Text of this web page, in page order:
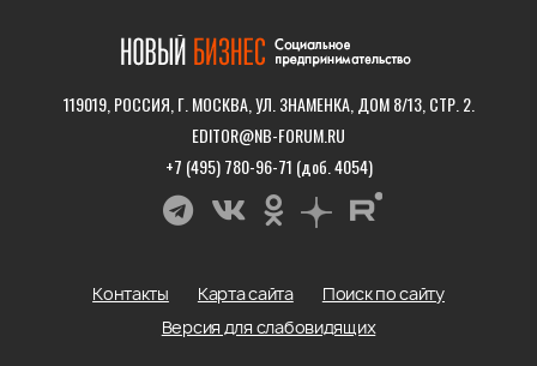
119019, РОССИЯ, Г. МОСКВА, УЛ. ЗНАМЕНКА, ДОМ 8/13, СТР. 2.
EDITOR@NB-FORUM.RU
+7 (495) 780-96-71 (доб. 4054)
Контакты Карта сайта
Поиск по сайту
Версия для слабовидящих